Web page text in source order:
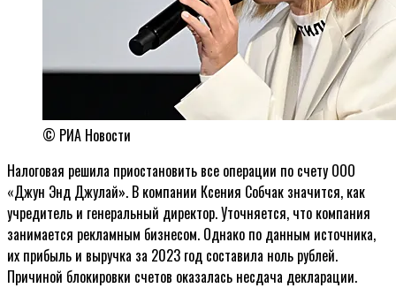
© РИА Новости
Налоговая решила приостановить все операции по счету ООО
«Джун Энд Джулай». В компании Ксения Собчак значится, как
учредитель и генеральный директор. Уточняется, что компания
занимается рекламным бизнесом. Однако по данным источника,
их прибыль и выручка за 2023 год составила ноль рублей.
Причиной блокировки счетов оказалась несдача декларации.